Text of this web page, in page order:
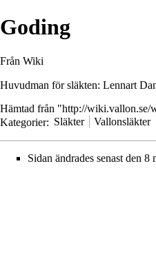
Goding
Från Wiki
Huvudman för släkten: Lennart
Hämtad från "http://wiki.vallon.se/
Kategorier: Släkter Vallonsläkter
Sidan ändrades senast den